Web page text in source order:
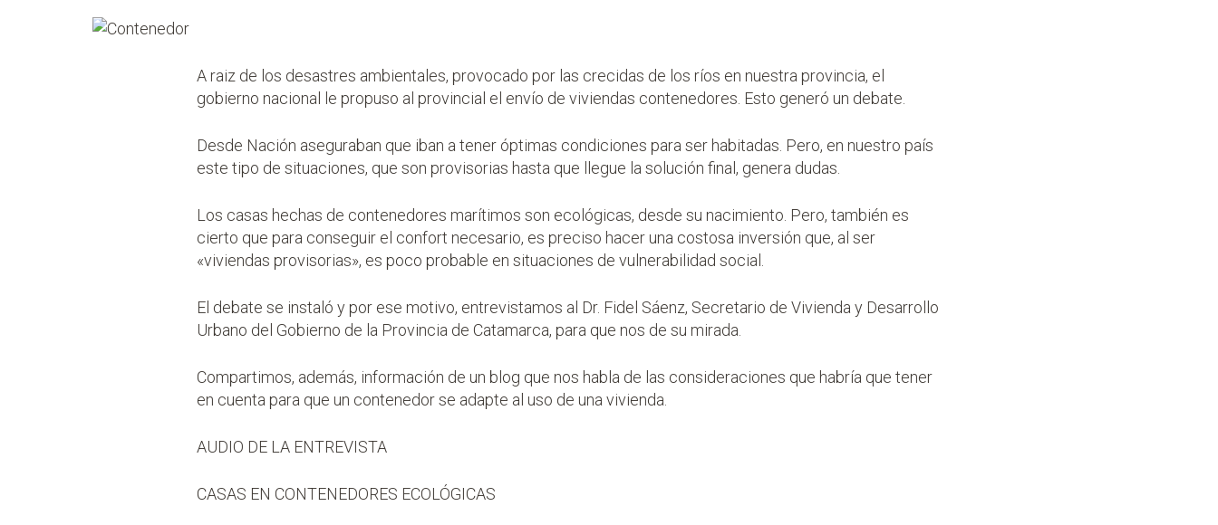
A raiz de los desastres ambientales, provocado por las crecidas de los ríos en nuestra provincia, el
gobierno nacional le propuso al provincial el envío de viviendas contenedores. Esto generó un debate.
Desde Nación aseguraban que iban a tener óptimas condiciones para ser habitadas. Pero, en nuestro país
este tipo de situaciones, que son provisorias hasta que llegue la solución final, genera dudas.
Los casas hechas de contenedores marítimos son ecológicas, desde su nacimiento. Pero, también es
cierto que para conseguir el confort necesario, es preciso hacer una costosa inversión que, al ser
«viviendas provisorias», es poco probable en situaciones de vulnerabilidad social.
El debate se instaló y por ese motivo, entrevistamos al Dr. Fidel Sáenz, Secretario de Vivienda y Desarrollo
Urbano del Gobierno de la Provincia de Catamarca, para que nos de su mirada.
Compartimos, además, información de un blog que nos habla de las consideraciones que habría que tener
en cuenta para que un contenedor se adapte al uso de una vivienda.
AUDIO DE LA ENTREVISTA
CASAS EN CONTENEDORES ECOLÓGICAS